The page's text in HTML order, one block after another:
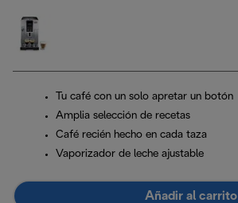
Tu café con un solo apretar un botón
Amplia selección de recetas
Café recién hecho en cada taza
Vaporizador de leche ajustable
Añadir al carrito